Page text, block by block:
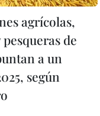
agrícolas,
de
a un
según